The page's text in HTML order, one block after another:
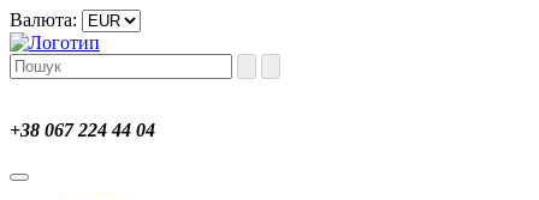
Валюта:
+38 067 224 44 04